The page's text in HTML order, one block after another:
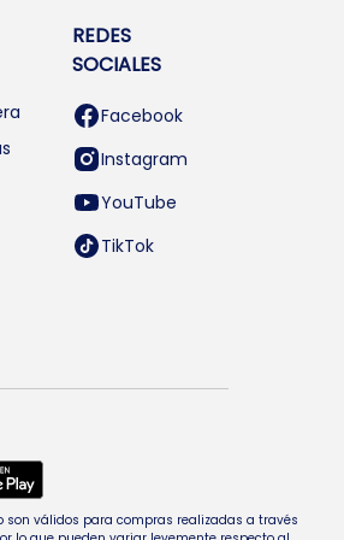
REDES
SOCIALES
Facebook
Instagram
YouTube
TikTok
son válidos para compras realizadas a través